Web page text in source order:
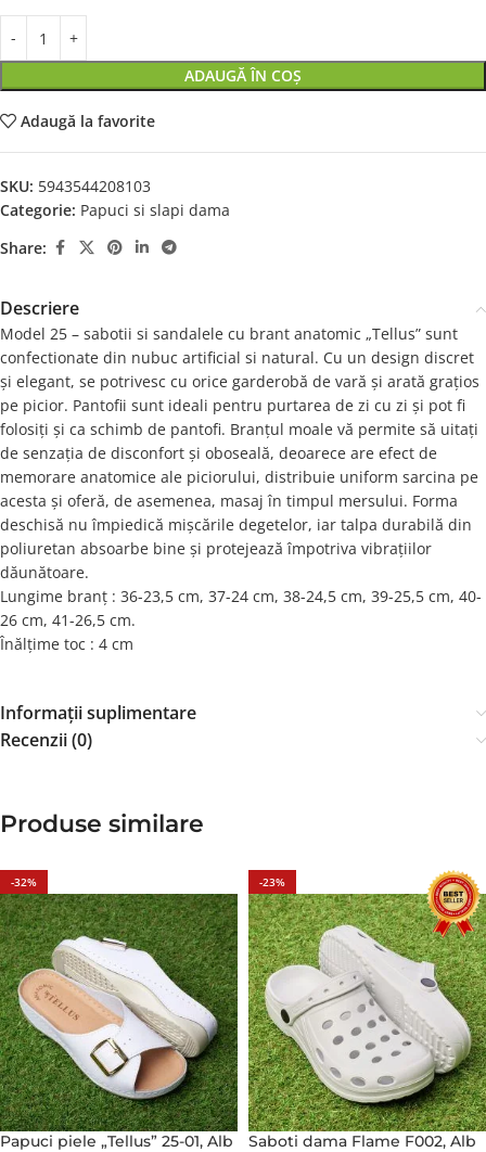
ADAUGĂ ÎN COȘ
Adaugă la favorite
SKU: 5943544208103
Categorie: Papuci si slapi dama
Share:
Descriere
Model 25 – sabotii si sandalele cu brant anatomic „Tellus” sunt
confectionate din nubuc artificial si natural. Cu un design discret
și elegant, se potrivesc cu orice garderobă de vară și arată grațios
pe picior. Pantofii sunt ideali pentru purtarea de zi cu zi și pot fi
folosiți și ca schimb de pantofi. Branțul moale vă permite să uitați
de senzația de disconfort și oboseală, deoarece are efect de
memorare anatomice ale piciorului, distribuie uniform sarcina pe
acesta și oferă, de asemenea, masaj în timpul mersului. Forma
deschisă nu împiedică mișcările degetelor, iar talpa durabilă din
poliuretan absoarbe bine și protejează împotriva vibrațiilor
dăunătoare.
Lungime branț : 36-23,5 cm, 37-24 cm, 38-24,5 cm, 39-25,5 cm, 40-
26 cm, 41-26,5 cm.
Înălțime toc : 4 cm
Informații suplimentare
Recenzii (0)
Produse similare
-32%
Papuci piele „Tellus” 25-01, Alb
-23%
Saboti dama Flame F002, Alb